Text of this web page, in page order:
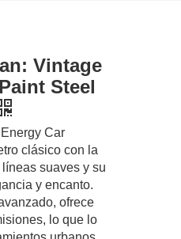
Vintage
Steel
Car
clásico con la
suaves y su
y encanto.
ofrece
lo que lo